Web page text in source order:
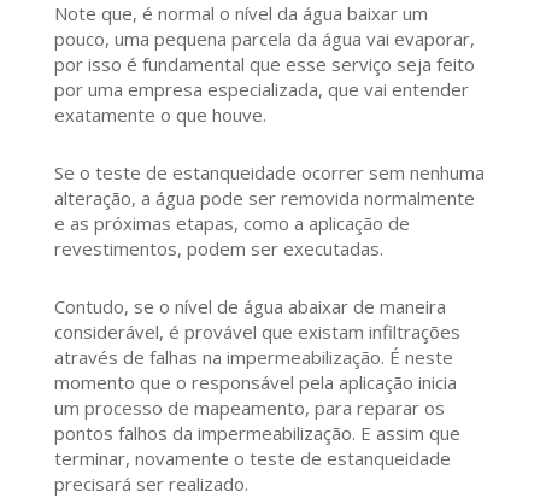
Note que, é normal o nível da água baixar um
pouco, uma pequena parcela da água vai evaporar,
por isso é fundamental que esse serviço seja feito
por uma empresa especializada, que vai entender
exatamente o que houve.
Se o teste de estanqueidade ocorrer sem nenhuma
alteração, a água pode ser removida normalmente
e as próximas etapas, como a aplicação de
revestimentos, podem ser executadas.
Contudo, se o nível de água abaixar de maneira
considerável, é provável que existam infiltrações
através de falhas na impermeabilização. É neste
momento que o responsável pela aplicação inicia
um processo de mapeamento, para reparar os
pontos falhos da impermeabilização. E assim que
terminar, novamente o teste de estanqueidade
precisará ser realizado.